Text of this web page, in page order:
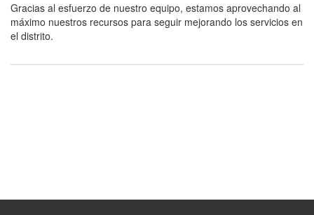
Gracias al esfuerzo de nuestro equipo, estamos aprovechando al
máximo nuestros recursos para seguir mejorando los servicios en
el distrito.